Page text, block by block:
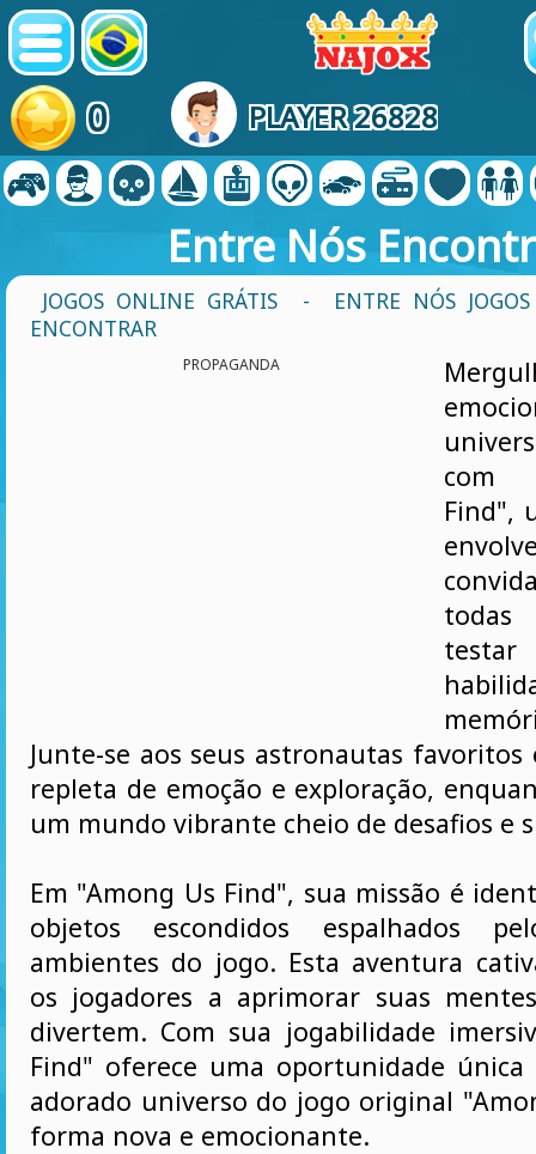
0 PLAYER 26828
Entre Nós
JOGOS ONLINE GRÁTIS -
ENTRE NÓS JOGOS
ENCONTRAR
PROPAGANDA
com
Find",
Junte-se aos seus astronautas favoritos
repleta de emoção e exploração,
um mundo vibrante cheio de desafios e
Em "Among Us Find", sua missão é
objetos escondidos espalhados
ambientes do jogo. Esta aventura
os jogadores a aprimorar suas
divertem. Com sua jogabilidade
Find" oferece uma oportunidade
adorado universo do jogo original
forma nova e emocionante.